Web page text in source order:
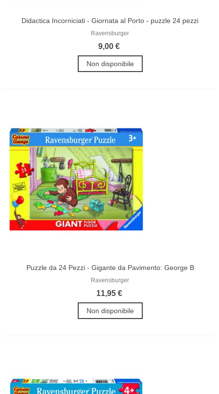
Didactica Incorniciati - Giornata al Porto - puzzle 24 pezzi
Ravensburger
9,00 €
Non disponibile
Puzzle da 24 Pezzi - Gigante da Pavimento: George B
Ravensburger
11,95 €
Non disponibile